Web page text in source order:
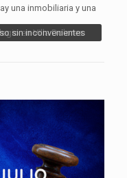
en Villa Dolores
sin inconvenientes
una inmobiliaria y una